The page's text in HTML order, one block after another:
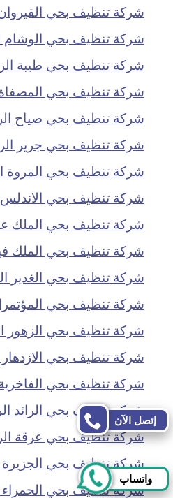
شركة تنظيف بحي
شركة تنظيف بحي الوشام
شركة تنظيف بحي طيبة
شركة تنظيف بحي
شركة تنظيف بحي صياح
شركة تنظيف بحي جرير
شركة تنظيف بحي المروة
شركة تنظيف بحي
شركة تنظيف بحي الملك
شركة تنظيف بحي الملك
شركة تنظيف بحي الغدير
شركة تنظيف بحي
شركة تنظيف بحي الزهور
شركة تنظيف بحي
شركة تنظيف بحي
شركة تنظيف بحي الرائد
شركة تنظيف بحي عرقة
شركة تنظيف بحي الجزيرة
شركة تنظيف بحي الحمراء
إتصل الآن
واتساب